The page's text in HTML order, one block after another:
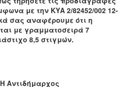
με την ΚΥΑ 2/82452/002 12-
σας αναφέρουμε ότι η
με γραμματοσειρά 7
8,5 στιγμών.
Η Αντιδήμαρχος